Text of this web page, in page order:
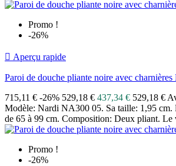
Promo !
-26%
 Aperçu rapide
Paroi de douche pliante noire avec charnières
715,11 € -26% 529,18 € 437,34 € 529,18 €
Modèle: Nardi NA300 05. Sa taille: 1,95 cm.
de 65 à 99 cm. Composition: Deux pliant. Le
Promo !
-26%